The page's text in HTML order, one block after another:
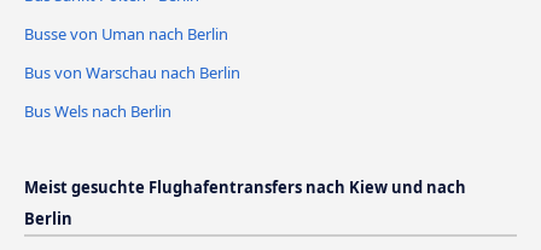
Busse von Uman nach Berlin
Bus von Warschau nach Berlin
Bus Wels nach Berlin
Meist gesuchte Flughafentransfers nach Kiew und nach
Berlin